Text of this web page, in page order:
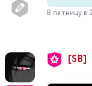
В пятницу в
[SB]